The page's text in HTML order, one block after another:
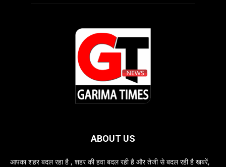
ABOUT US
आपका शहर बदल रहा है , शहर की हवा बदल रही है और तेजी से बदल रही है खबरें,